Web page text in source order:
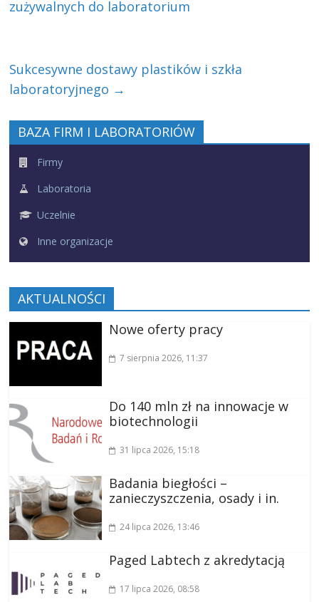
zużywalnych do laboratorium
Sukcesywne dostawy plastików i szkła
laboratoryjnego →
BAZA FIRM I LABORATORIÓW
Firmy
Laboratoria
Uczelnie
Inne organizacje
AKTUALNOŚCI
Nowe oferty pracy
7 sierpnia 2026, 11:37
Do 140 mln zł na innowacje w
biotechnologii
31 lipca 2026, 15:18
Badania biegłości –
zanieczyszczenia, osady i in.
24 lipca 2026, 13:46
Paged Labtech z akredytacją
17 lipca 2026, 08:58